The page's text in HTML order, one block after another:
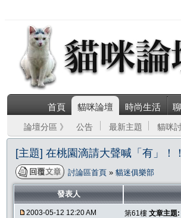
首頁 貓咪論壇 時尚生活
論壇分區 》 公告 最新主題 貓咪
[主題] 在桃園滴請大聲喊「有」！！
討論區首頁 » 貓迷俱樂部
發表人
2003-05-12 12:20 AM 第61樓 文章主題: